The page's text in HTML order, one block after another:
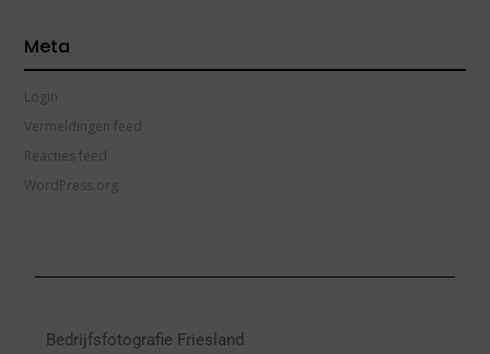
Meta
Login
Vermeldingen feed
Reacties feed
WordPress.org
Bedrijfsfotografie Friesland